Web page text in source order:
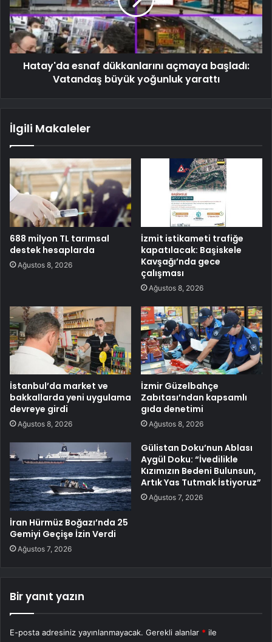
Hatay'da esnaf dükkanlarını açmaya başladı:
Vatandaş büyük yoğunluk yarattı
İlgili Makaleler
688 milyon TL tarımsal
destek hesaplarda
Ağustos 8, 2026
İzmit istikameti trafiğe
kapatılacak: Başiskele
Kavşağı’nda gece
çalışması
Ağustos 8, 2026
İstanbul’da market ve
bakkallarda yeni uygulama
devreye girdi
Ağustos 8, 2026
İzmir Güzelbahçe
Zabıtası’ndan kapsamlı
gıda denetimi
Ağustos 8, 2026
İran Hürmüz Boğazı’nda 25
Gemiyi Geçişe İzin Verdi
Ağustos 7, 2026
Gülistan Doku’nun Ablası
Aygül Doku: “İvedilikle
Kızımızın Bedeni Bulunsun,
Artık Yas Tutmak İstiyoruz”
Ağustos 7, 2026
Bir yanıt yazın
E-posta adresiniz yayınlanmayacak. Gerekli alanlar * ile